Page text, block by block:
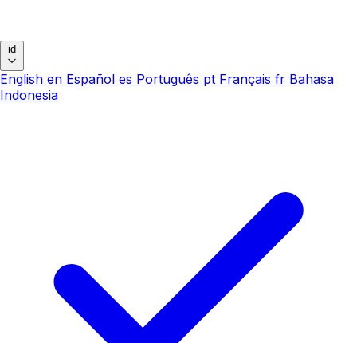
id
English en Español es Português pt Français fr Bahasa
Indonesia